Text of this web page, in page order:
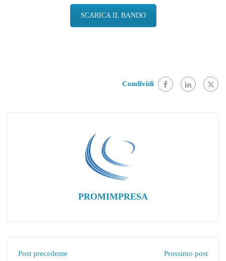
SCARICA IL BANDO
Condividi
PROMIMPRESA
Post precedente Prossimo post